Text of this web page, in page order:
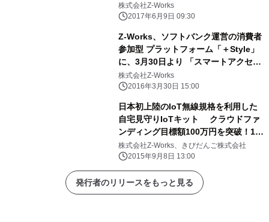
株式会社Z-Works
2017年6月9日 09:30
Z-Works、ソフトバンク運営の消費者
参加型 プラットフォーム「＋Style」
に、3月30日より 「スマートアクセ
ス・スタートアップキット」を提供
株式会社Z-Works
2016年3月30日 15:00
日本初上陸のIoT無線規格を利用した
自宅見守りIoTキット クラウドファ
ンディング目標額100万円を突破！10
月20日まで募集中
株式会社Z-Works、きびだんご株式会社
2015年9月8日 13:00
発行者のリリースをもっと見る